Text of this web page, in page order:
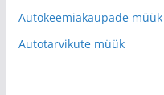
Autokeemiakaupade müük
Autotarvikute müük